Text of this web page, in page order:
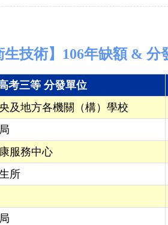
生技術】106年缺額 &
考三等 分發單位
及地方各機關（構）學校
服務中心
所